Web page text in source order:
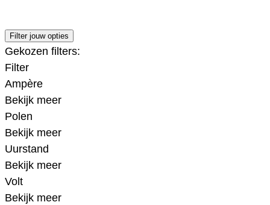
Filter jouw opties
Gekozen filters:
Filter
Ampère
Bekijk meer
Polen
Bekijk meer
Uurstand
Bekijk meer
Volt
Bekijk meer